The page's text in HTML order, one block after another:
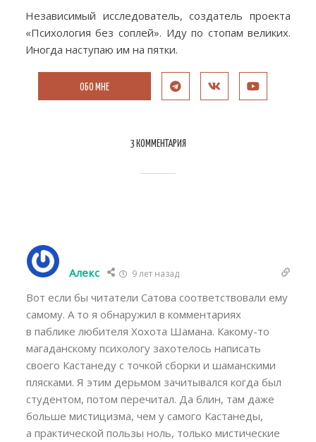
Независимый исследователь, создатель проекта
«Психология без соплей». Иду по стопам великих.
Иногда наступаю им на пятки.
ОБО МНЕ
3 КОММЕНТАРИЯ
Алекс 9 лет назад
Вот если бы читатели Сатова соответствовали ему
самому. А то я обнаружил в комментариях
в паблике любителя Хохота Шамана. Какому-то
магаданскому психологу захотелось написать
своего Кастанеду с точкой сборки и шаманскими
плясками. Я этим дерьмом зачитывался когда был
студентом, потом перечитал. Да блин, там даже
больше мистицизма, чем у самого Кастанеды,
а практической пользы ноль, только мистические